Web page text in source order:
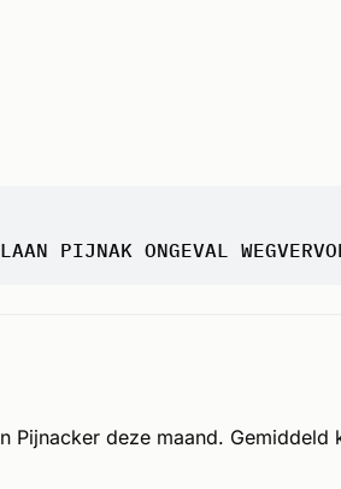
PIJNAK ONGEVAL
Pijnacker deze maand. Gemiddeld